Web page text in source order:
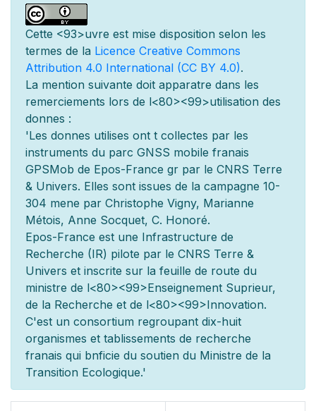
Cette <93>uvre est mise disposition selon les
termes de la Licence Creative Commons
Attribution 4.0 International (CC BY 4.0).
La mention suivante doit apparatre dans les
remerciements lors de l<80><99>utilisation des
donnes :
'Les donnes utilises ont t collectes par les
instruments du parc GNSS mobile franais
GPSMob de Epos-France gr par le CNRS Terre
& Univers. Elles sont issues de la campagne 10-
304 mene par Christophe Vigny, Marianne
Métois, Anne Socquet, C. Honoré.
Epos-France est une Infrastructure de
Recherche (IR) pilote par le CNRS Terre &
Univers et inscrite sur la feuille de route du
ministre de l<80><99>Enseignement Suprieur,
de la Recherche et de l<80><99>Innovation.
C'est un consortium regroupant dix-huit
organismes et tablissements de recherche
franais qui bnficie du soutien du Ministre de la
Transition Ecologique.'